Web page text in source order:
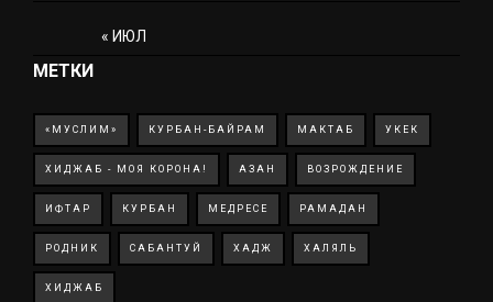
« ИЮЛ
МЕТКИ
«МУСЛИМ» КУРБАН-БАЙРАМ МАКТАБ УКЕК
ХИДЖАБ - МОЯ КОРОНА! АЗАН ВОЗРОЖДЕНИЕ
ИФТАР КУРБАН МЕДРЕСЕ РАМАДАН
РОДНИК САБАНТУЙ ХАДЖ ХАЛЯЛЬ
ХИДЖАБ